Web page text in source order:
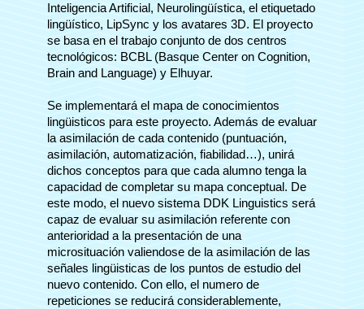
Inteligencia Artificial, Neurolingüística, el etiquetado
lingüístico, LipSync y los avatares 3D. El proyecto
se basa en el trabajo conjunto de dos centros
tecnológicos: BCBL (Basque Center on Cognition,
Brain and Language) y Elhuyar.
Se implementará el mapa de conocimientos
lingüisticos para este proyecto. Además de evaluar
la asimilación de cada contenido (puntuación,
asimilación, automatización, fiabilidad…), unirá
dichos conceptos para que cada alumno tenga la
capacidad de completar su mapa conceptual. De
este modo, el nuevo sistema DDK Linguistics será
capaz de evaluar su asimilación referente con
anterioridad a la presentación de una
microsituación valiendose de la asimilación de las
señales lingüisticas de los puntos de estudio del
nuevo contenido. Con ello, el numero de
repeticiones se reducirá considerablemente,